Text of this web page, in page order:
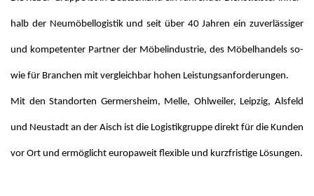
halb der Neu­mö­bel­lo­gis­tik und seit über 40 Jah­ren ein zu­ver­läs­si­ger
und kom­pe­ten­ter Part­ner der Mö­bel­in­dus­trie, des Mö­bel­han­dels so­
wie für Bran­chen mit ver­gleich­bar ho­hen Leis­tungs­an­for­de­run­gen.
Mit den Stand­or­ten Germersheim, Melle, Ohlweiler, Leip­zig, Als­feld
und Neu­stadt an der Aisch ist die Lo­gis­tik­grup­pe di­rekt für die Kun­den
vor Ort und er­mög­licht eu­ro­pa­weit fle­xib­le und kurz­fris­ti­ge Lö­sun­gen.